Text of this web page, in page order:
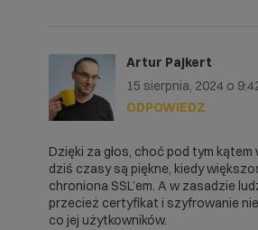
Artur Pajkert
15 sierpnia, 2024 o
Dzięki za głos, choć pod tym
dziś czasy są piękne, kiedy
chroniona SSL’em. A w zasadzie
przecież certyfikat i szyfrowanie
co jej użytkowników.
ODPOWIEDZ